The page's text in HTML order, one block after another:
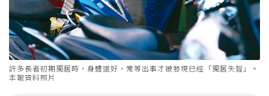
許多長者初期獨居時，身體還好，常等出事才被發現已經「獨居失智」。
本報資料照片